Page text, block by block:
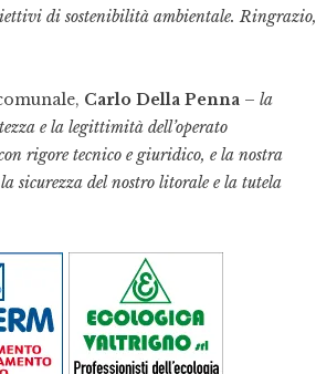
di sostenibilità ambientale. Ringrazio,
Carlo Della Penna – la
e la legittimità dell’operato
rigore tecnico e giuridico, e la nostra
sicurezza del nostro litorale e la tutela